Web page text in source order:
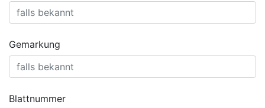
Gemarkung
Blattnummer